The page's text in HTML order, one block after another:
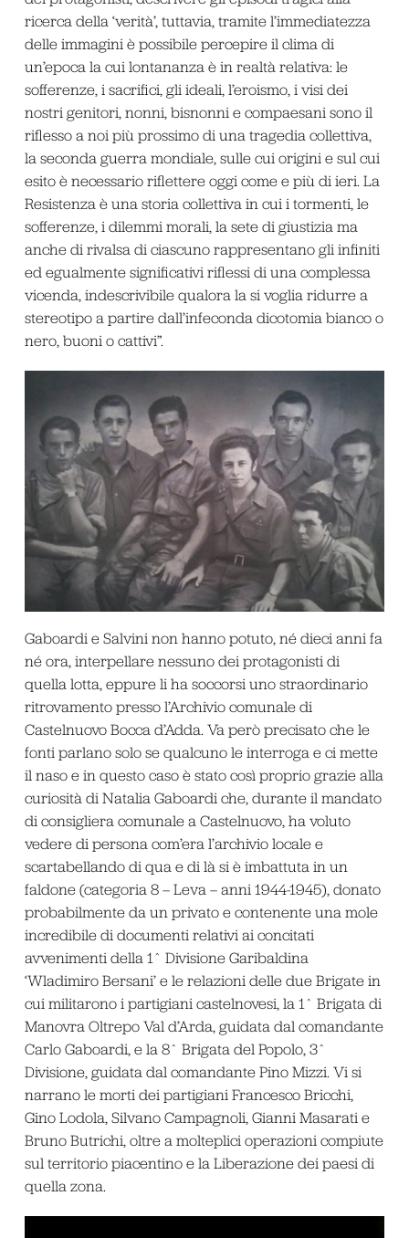
ricerca della ‘verità’, tuttavia, tramite l’immediatezza
delle immagini è possibile percepire il clima di
un’epoca la cui lontananza è in realtà relativa: le
sofferenze, i sacrifici, gli ideali, l’eroismo, i visi dei
nostri genitori, nonni, bisnonni e compaesani sono il
riflesso a noi più prossimo di una tragedia collettiva,
la seconda guerra mondiale, sulle cui origini e sul cui
esito è necessario riflettere oggi come e più di ieri. La
Resistenza è una storia collettiva in cui i tormenti, le
sofferenze, i dilemmi morali, la sete di giustizia ma
anche di rivalsa di ciascuno rappresentano gli infiniti
ed egualmente significativi riflessi di una complessa
vicenda, indescrivibile qualora la si voglia ridurre a
stereotipo a partire dall’infeconda dicotomia bianco o
nero, buoni o cattivi”.
Gaboardi e Salvini non hanno potuto, né dieci anni fa
né ora, interpellare nessuno dei protagonisti di
quella lotta, eppure li ha soccorsi uno straordinario
ritrovamento presso l’Archivio comunale di
Castelnuovo Bocca d’Adda. Va però precisato che le
fonti parlano solo se qualcuno le interroga e ci mette
il naso e in questo caso è stato così proprio grazie alla
curiosità di Natalia Gaboardi che, durante il mandato
di consigliera comunale a Castelnuovo, ha voluto
vedere di persona com’era l’archivio locale e
scartabellando di qua e di là si è imbattuta in un
faldone (categoria 8 – Leva – anni 1944-1945), donato
probabilmente da un privato e contenente una mole
incredibile di documenti relativi ai concitati
avvenimenti della 1^ Divisione Garibaldina
‘Wladimiro Bersani’ e le relazioni delle due Brigate in
cui militarono i partigiani castelnovesi, la 1^ Brigata di
Manovra Oltrepo Val d’Arda, guidata dal comandante
Carlo Gaboardi, e la 8^ Brigata del Popolo, 3^
Divisione, guidata dal comandante Pino Mizzi. Vi si
narrano le morti dei partigiani Francesco Bricchi,
Gino Lodola, Silvano Campagnoli, Gianni Masarati e
Bruno Butrichi, oltre a molteplici operazioni compiute
sul territorio piacentino e la Liberazione dei paesi di
quella zona.